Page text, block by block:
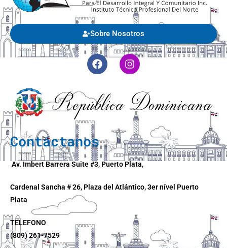
Sobre Nosotros
Contáctanos
Av. Imbert Barrera Suite #3, Puerto Plata,
Cardenal Sancha # 26, Plaza del Atlántico, 3er nível Puerto
Plata
TELEFONO
(809) 261-7529